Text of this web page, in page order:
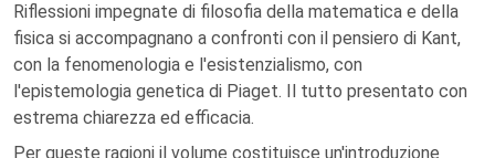
Riflessioni impegnate di filosofia della matematica e della
fisica si accompagnano a confronti con il pensiero di Kant,
con la fenomenologia e l'esistenzialismo, con
l'epistemologia genetica di Piaget. Il tutto presentato con
estrema chiarezza ed efficacia.
Per queste ragioni il volume costituisce un'introduzione